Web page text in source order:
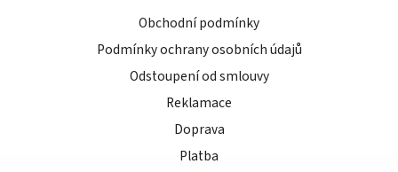
Obchodní podmínky
Podmínky ochrany osobních údajů
Odstoupení od smlouvy
Reklamace
Doprava
Platba